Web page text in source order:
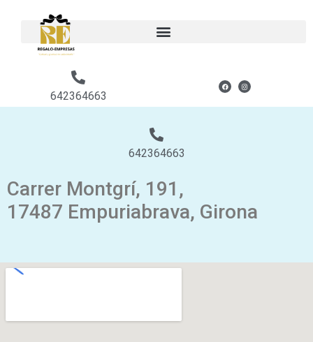
642364663
Contacto
642364663
Carrer Montgrí, 191,
17487 Empuriabrava, Girona